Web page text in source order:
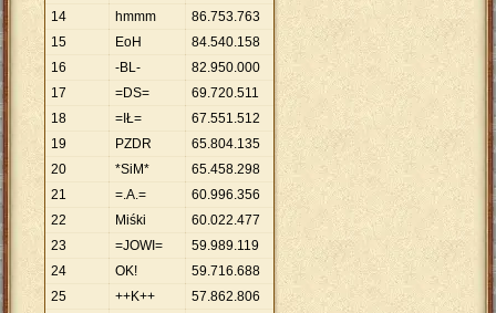
14
hmmm 86.753.763
15
EoH 84.540.158
16
-BL- 82.950.000
17
=DS= 69.720.511
18
=IŁ= 67.551.512
19
PZDR 65.804.135
20
*SiM* 65.458.298
21
=.A.= 60.996.356
22
Miśki 60.022.477
23
=JOWI= 59.989.119
24
OK! 59.716.688
25
++K++ 57.862.806